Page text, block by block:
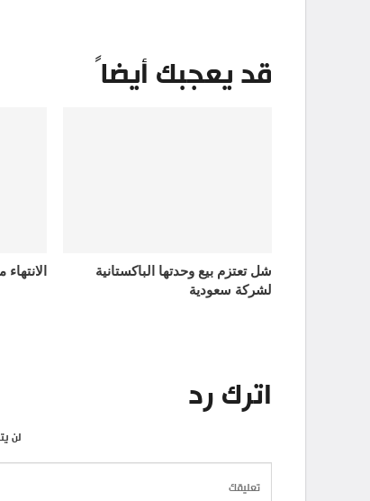
قد يعجبك أيضاً
شل تعتزم بيع وحدتها الباكستانية
لشركة سعودية
اترك رد
لن